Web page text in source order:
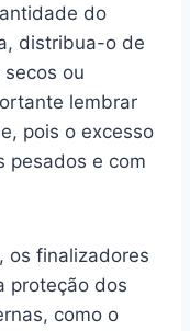
do
distribua-o de
ou
lembrar
pois o excesso
pesados e com
os finalizadores
proteção dos
como o